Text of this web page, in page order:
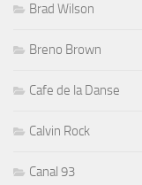
Brad Wilson
Breno Brown
Cafe de la Danse
Calvin Rock
Canal 93